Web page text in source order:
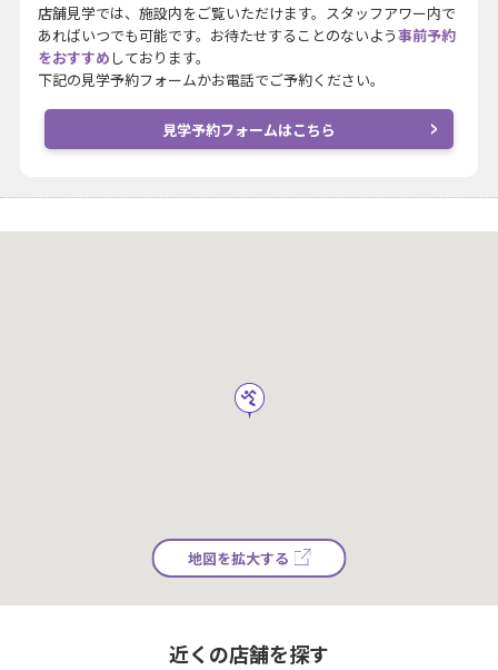
店舗見学では、施設内をご覧いただけます。スタッフアワー内で
あればいつでも可能です。お待たせすることのないよう事前予約
をおすすめ しております。
下記の見学予約フォームかお電話でご予約ください。
見学予約フォームはこちら
地図を拡大する
近くの店舗を探す